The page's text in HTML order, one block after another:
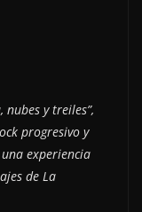
y treiles”,
progresivo y
experiencia
de La